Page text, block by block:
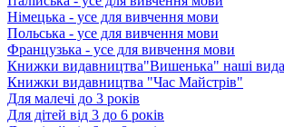
Німецька - усе для вивчення мови
Польська - усе для вивчення мови
Французька - усе для вивчення мови
Книжки видавництва"Вишенька" наші
Книжки видавництва "Час Майстрів"
Для малечі до 3 років
Для дітей від 3 до 6 років